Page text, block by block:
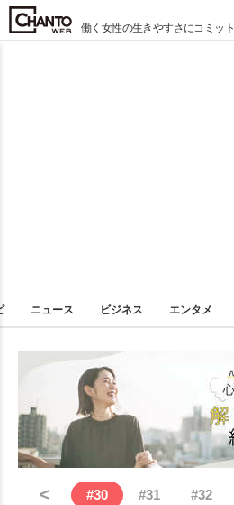
働く女性の生きやすさにコミット
ニュース ビジネス エンタメ
< #30 #31 #32